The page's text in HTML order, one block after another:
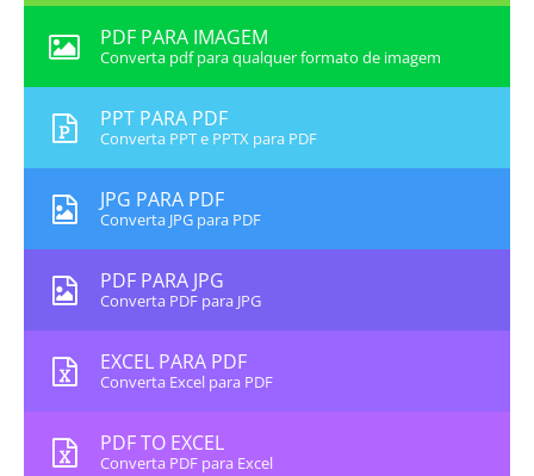
PDF PARA IMAGEM
Converta pdf para qualquer formato de imagem
PPT PARA PDF
Converta PPT e PPTX para PDF
JPG PARA PDF
Converta JPG para PDF
PDF PARA JPG
Converta PDF para JPG
EXCEL PARA PDF
Converta Excel para PDF
PDF TO EXCEL
Converta PDF para Excel